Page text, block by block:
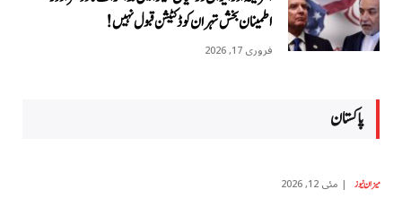
اطمینان بخش تہران کو ڈکٹیشن قبول نہیں!
فروری 17, 2026
پاکستان
میزان نیوز مئی 12, 2026